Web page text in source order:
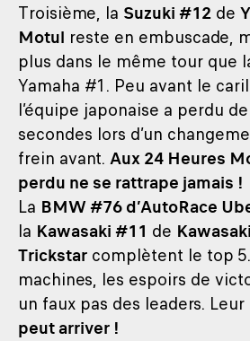
Troisième, la Suzuki #12 de
Motul reste en embuscade,
plus dans le même tour que
Yamaha #1. Peu avant le
l’équipe japonaise a perdu
secondes lors d’un
frein avant. Aux 24 Heures
perdu ne se rattrape jamais !
La BMW #76 d’AutoRace
la Kawasaki #11 de
Trickstar complètent le top
machines, les espoirs de
un faux pas des leaders.
peut arriver !